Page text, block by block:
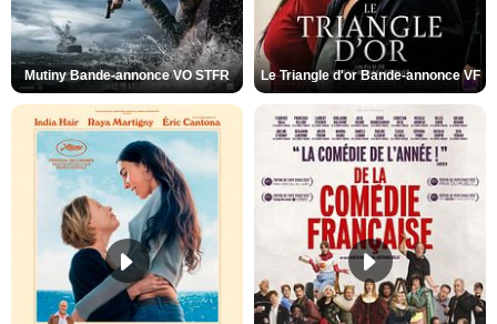
Mutiny Bande-annonce VO STFR Le Triangle d'or Bande-annonce VF